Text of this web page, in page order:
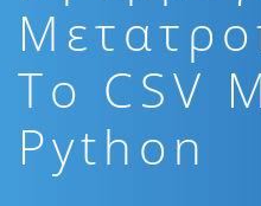
To CSV
Python